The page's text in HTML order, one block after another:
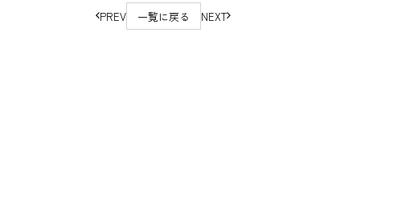
PREV 一覧に戻る NEXT